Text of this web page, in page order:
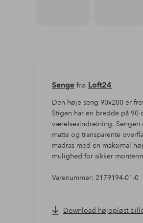
Sengefra Loft24
Den høje seng 90x200 er
Stigen har en bredde på 90
værelsesindretning.
matte og transparente
madras med en maksimal
mulighed for sikker
Varenummer: 2179194-01-0
Download højopløst